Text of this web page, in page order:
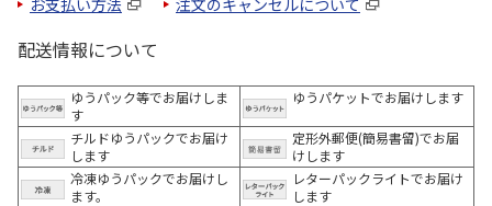
配送情報について
ゆうパック等でお届けしま
す
ゆうパケットでお届けします
チルドゆうパックでお届け
します
定形外郵便(簡易書留)でお届
けします
冷凍ゆうパックでお届けし
ます。
レターパックライトでお届け
します